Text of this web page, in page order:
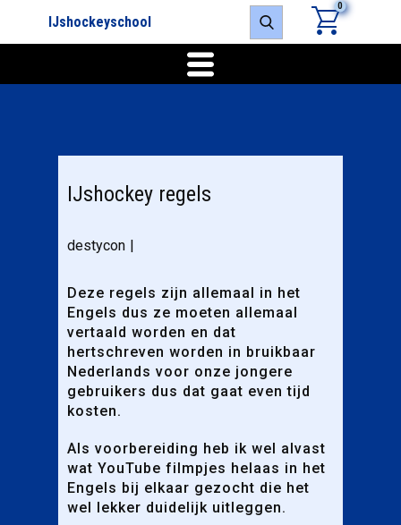
IJshockeyschool
0
IJshockey regels
destycon
Deze regels zijn allemaal in het
Engels dus ze moeten allemaal
vertaald worden en dat
hertschreven worden in bruikbaar
Nederlands voor onze jongere
gebruikers dus dat gaat even tijd
kosten.
Als voorbereiding heb ik wel alvast
wat YouTube filmpjes helaas in het
Engels bij elkaar gezocht die het
wel lekker duidelijk uitleggen.